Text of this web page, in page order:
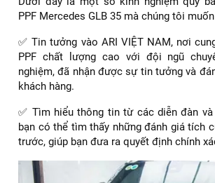
PPF Mercedes GLB 35 mà chúng tôi
✅ Tin tưởng vào ARI VIỆT NAM, nơi
PPF chất lượng cao với đội ngũ
nghiệm, đã nhận được sự tin tưởng và
khách hàng.
✅ Tìm hiểu thông tin từ các diễn đàn
bạn có thể tìm thấy những đánh giá tích
trước, giúp bạn đưa ra quyết định chính